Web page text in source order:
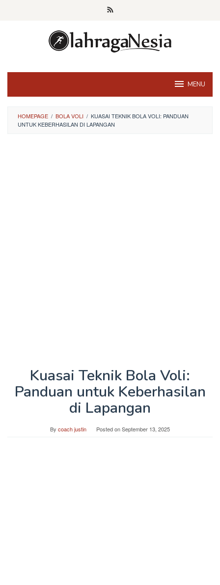
MENU
HOMEPAGE / BOLA VOLI / KUASAI TEKNIK BOLA VOLI: PANDUAN
UNTUK KEBERHASILAN DI LAPANGAN
Kuasai Teknik Bola Voli:
Panduan untuk Keberhasilan
di Lapangan
By coach justin Posted onSeptember 13, 2025